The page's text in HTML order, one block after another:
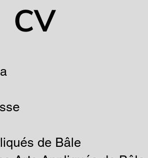
CV
de Bâle